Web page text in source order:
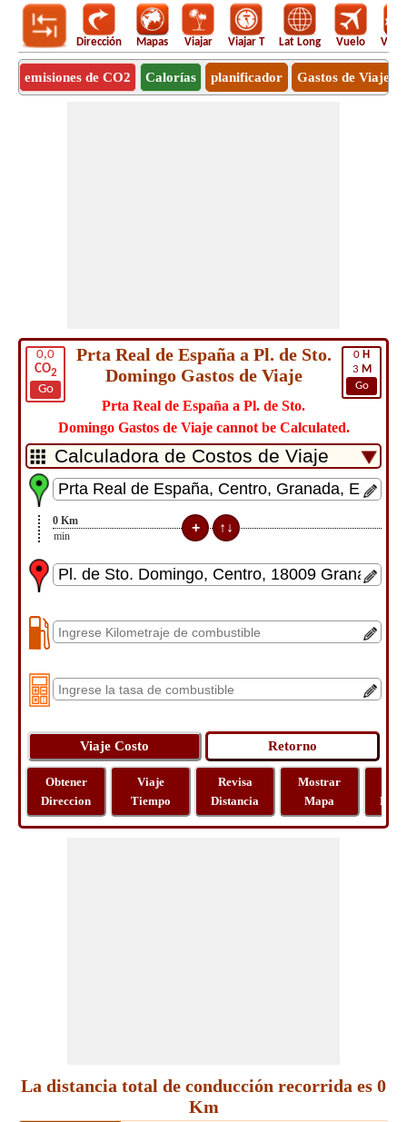
Dirección Mapas Viajar Viajar T Lat Long Vuelo
emisiones de CO2 Calorías planificador Gastos de Viaje
0,0
CO2
Go
0 H
3 M
Go
Prta Real de España a Pl. de Sto.
Domingo Gastos de Viaje
Prta Real de España a Pl. de Sto.
Domingo Gastos de Viaje cannot be Calculated.
0 Km
min
Obtener
Direccion
Viaje
Tiempo
Revisa
Distancia
Mostrar
Mapa
La distancia total de conducción recorrida es 0
Km